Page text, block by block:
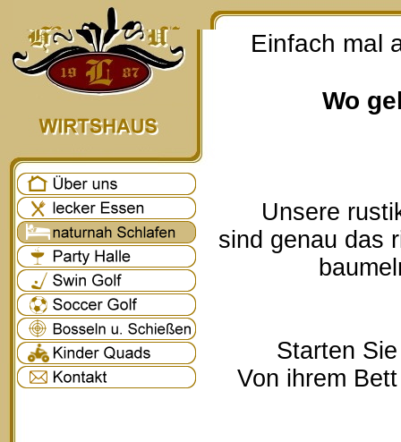
Einfach mal
Wo
Unsere
sind genau das
Starten
Von ihrem